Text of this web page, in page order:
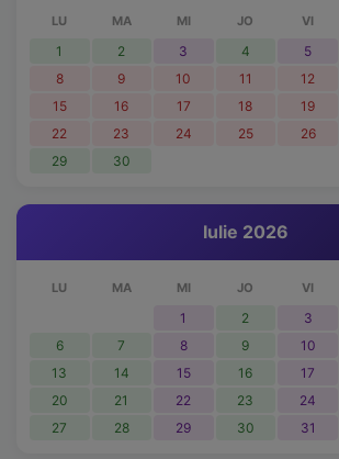
LU MA MI JO VI
1 2 3 4 5
8
9 10 11 12
15
16 17 18 19
22
23 24 25 26
29
30
Iulie 2026
LU MA MI JO VI
1 2 3
6
7 8 9 10
13
14 15 16 17
20
21 22 23 24
27
28 29 30 31